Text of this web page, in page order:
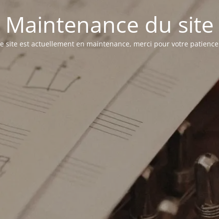
Maintenance du site
site est actuellement en maintenance, merci pour votre